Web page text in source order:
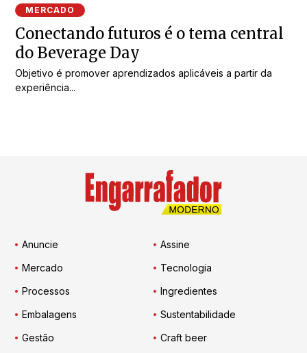
MERCADO
Conectando futuros é o tema central
do Beverage Day
Objetivo é promover aprendizados aplicáveis a partir da
experiência...
Anuncie
Assine
Mercado
Tecnologia
Processos
Ingredientes
Embalagens
Sustentabilidade
Gestão
Craft beer